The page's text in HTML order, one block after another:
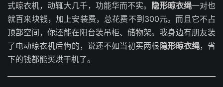
式晾衣机，动辄大几千，功能华而不实。
隐形晾衣绳一对也
就百来块钱，加上安装费，总花费不到300元。而且它不占
顶部空间，你还能在阳台装吊柜、储物架。我身边有朋友装
了电动晾衣机后悔的，说还不如当初买两根 隐形晾衣绳，省
下的钱都能买烘干机了。